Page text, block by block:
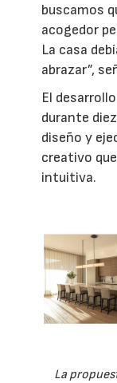
buscamos
acogedor
La casa
abrazar”,
El
durante
diseño y
creativo
intuitiva.
La